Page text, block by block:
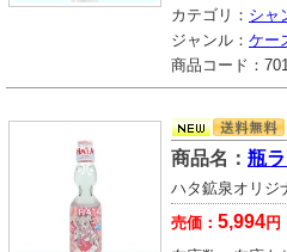
カテゴリ： シャ
ジャンル： ケー
商品コード：
商品名： 瓶
ハタ鉱泉オリ
売価： 5,994円